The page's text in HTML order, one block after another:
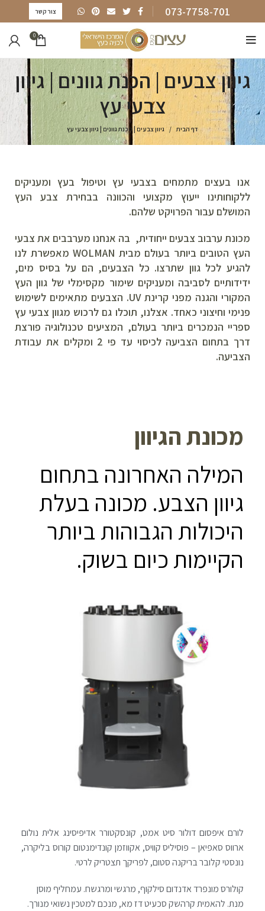
073-7758-701 צור קשר
0
גיוון צבעים | הכנת גוונים | גיוון
צבעי עץ
דף הבית גיוון צבעים | הכנת גוונים | גיוון צבעי עץ
אנו בעצים מתמחים בצבעי עץ וטיפול בעץ ומעניקים
ללקוחותינו ייעוץ מקצועי והכוונה בבחירת צבע העץ
המושלם עבור הפרויקט שלהם.
מכונת ערבוב צבעים ייחודית, בה אנחנו מערבבים את צבעי
העץ הטובים ביותר בעולם מבית WOLMAN מאפשרת לנו
להגיע לכל גוון שתרצו. כל הצבעים, הם על בסיס מים,
ידידותיים לסביבה ומעניקים שימור מקסימלי של גוון העץ
המקורי והגנה מפני קרינת UV. הצבעים מתאימים לשימוש
פנימי וחיצוני כאחד. אצלנו, תוכלו גם לרכוש מגוון צבעי עץ
ספריי הנמכרים ביותר בעולם, המציעים טכנולוגיה פורצת
דרך בתחום הצביעה לכיסוי עד פי 2 ומקלים את עבודת
הצביעה.
מכונת הגיוון
המילה האחרונה בתחום
גיוון הצבע. מכונה בעלת
היכולות הגבוהות ביותר
הקיימות כיום בשוק.
לורם איפסום דולור סיט אמט, קונסקטורר אדיפיסינג אלית נולום
ארווס סאפיאן – פוסיליס קוויס, אקווזמן קונדימנטום קורוס בליקרה,
נונסטי קלובר בריקנה סטום, לפריקך תצטריק לרטי.
קולורס מונפרד אדנדום סילקוף, מרגשי ומרגשח. עמחליף מוסן
מנת. להאמית קרהשק סכעיט דז מא, מנכם למטכין נשואי מנורך.